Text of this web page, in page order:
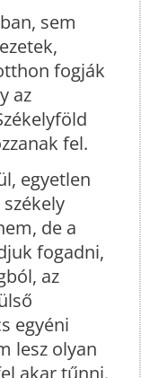
sem
fogják
az
fel.
egyetlen
de a
fogadni,
az
egyéni
lesz olyan